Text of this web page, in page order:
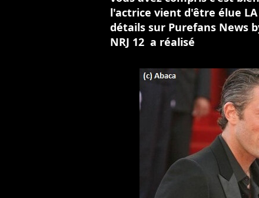
l'actrice vient d'être élue
détails sur Purefans News
NRJ 12 a réalisé